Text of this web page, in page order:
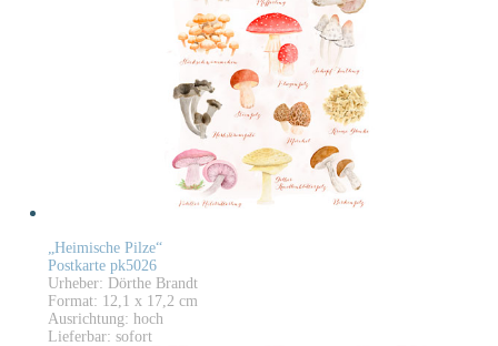
„Heimische Pilze“
Postkarte pk5026
Urheber: Dörthe Brandt
Format: 12,1 x 17,2 cm
Ausrichtung: hoch
Lieferbar: sofort